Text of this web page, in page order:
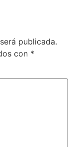
publicada.
con *